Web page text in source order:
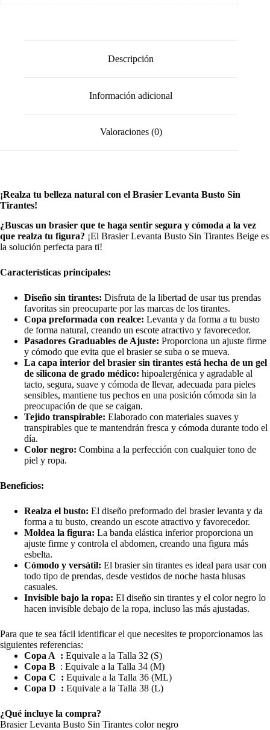
Descripción
Información adicional
Valoraciones (0)
¡Realza tu belleza natural con el Brasier Levanta Busto Sin
Tirantes!
¿Buscas un brasier que te haga sentir segura y cómoda a la vez
que realza tu figura? ¡El Brasier Levanta Busto Sin Tirantes Beige es
la solución perfecta para ti!
Características principales:
Diseño sin tirantes: Disfruta de la libertad de usar tus prendas
favoritas sin preocuparte por las marcas de los tirantes.
Copa preformada con realce: Levanta y da forma a tu busto
de forma natural, creando un escote atractivo y favorecedor.
Pasadores Graduables de Ajuste: Proporciona un ajuste firme
y cómodo que evita que el brasier se suba o se mueva.
La capa interior del brasier sin tirantes está hecha de un gel
de silicona de grado médico: hipoalergénica y agradable al
tacto, segura, suave y cómoda de llevar, adecuada para pieles
sensibles, mantiene tus pechos en una posición cómoda sin la
preocupación de que se caigan.
Tejido transpirable: Elaborado con materiales suaves y
transpirables que te mantendrán fresca y cómoda durante todo el
día.
Color negro: Combina a la perfección con cualquier tono de
piel y ropa.
Beneficios:
Realza el busto: El diseño preformado del brasier levanta y da
forma a tu busto, creando un escote atractivo y favorecedor.
Moldea la figura: La banda elástica inferior proporciona un
ajuste firme y controla el abdomen, creando una figura más
esbelta.
Cómodo y versátil: El brasier sin tirantes es ideal para usar con
todo tipo de prendas, desde vestidos de noche hasta blusas
casuales.
Invisible bajo la ropa: El diseño sin tirantes y el color negro lo
hacen invisible debajo de la ropa, incluso las más ajustadas.
Para que te sea fácil identificar el que necesites te proporcionamos las
siguientes referencias:
Copa A : Equivale a la Talla 32 (S)
Copa B : Equivale a la Talla 34 (M)
Copa C : Equivale a la Talla 36 (ML)
Copa D : Equivale a la Talla 38 (L)
¿Qué incluye la compra?
Brasier Levanta Busto Sin Tirantes color negro